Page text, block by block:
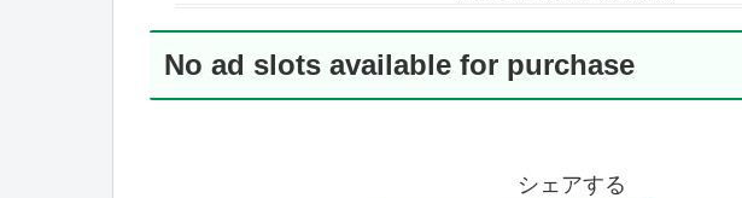
No ad slots available for purchase
シェアする